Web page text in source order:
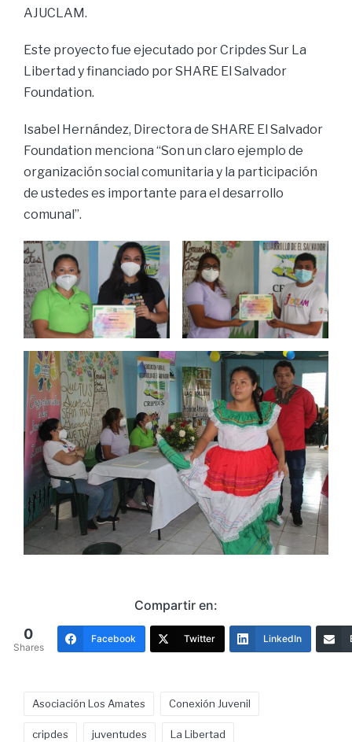
AJUCLAM.
Este proyecto fue ejecutado por Cripdes Sur La
Libertad y financiado por SHARE El Salvador
Foundation.
Isabel Hernández, Directora de SHARE El Salvador
Foundation menciona “Son un claro ejemplo de
organización social comunitaria y la participación
de ustedes es importante para el desarrollo
comunal”.
Compartir en:
0
Shares
Facebook Twitter LinkedIn
Asociación Los Amates Conexión Juvenil
cripdes juventudes La Libertad